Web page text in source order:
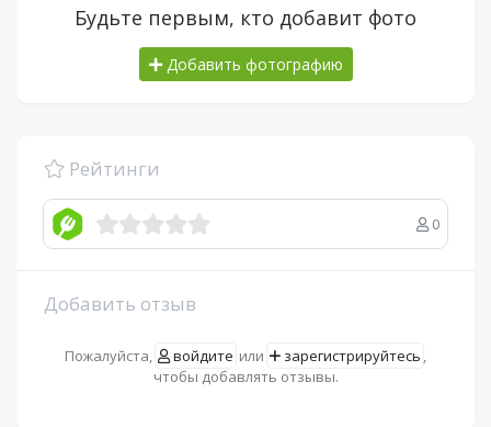
Будьте первым, кто добавит фото
Добавить фотографию
Рейтинги
0
Добавить отзыв
Пожалуйста, войдите или зарегистрируйтесь ,
чтобы добавлять отзывы.